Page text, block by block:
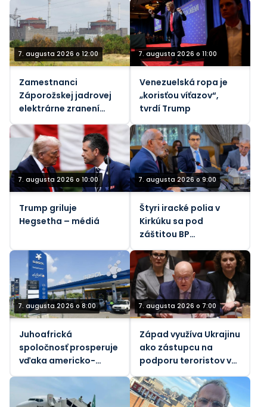
7. augusta 2026 o 12:00
Zamestnanci
Záporožskej jadrovej
elektrárne zranení
nášľapnými mínami,
povedal generálny
riaditeľ Rosatomu
7. augusta 2026 o 11:00
Venezuelská ropa je
„korisťou víťazov“,
tvrdí Trump
7. augusta 2026 o 10:00
Trump griluje
Hegsetha – médiá
7. augusta 2026 o 9:00
Štyri iracké polia v
Kirkúku sa pod
záštitou BP
zameriavajú na 450
000 barelov denne
7. augusta 2026 o 8:00
Juhoafrická
spoločnosť prosperuje
vďaka americko-
izraelskej vojne proti
7. augusta 2026 o 7:00
Západ využíva Ukrajinu
ako zástupcu na
podporu teroristov v
Afrike, tvrdí ruský
vyslanec pri OSN
(VIDEO)